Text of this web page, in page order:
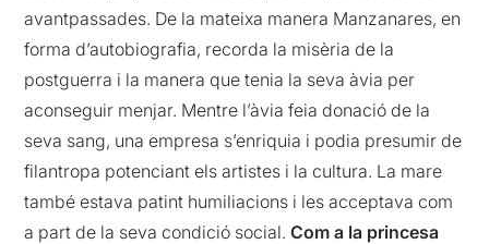
avantpassades. De la mateixa manera Manzanares, en
forma d’autobiografia, recorda la misèria de la
postguerra i la manera que tenia la seva àvia per
aconseguir menjar. Mentre l’àvia feia donació de la
seva sang, una empresa s’enriquia i podia presumir de
filantropa potenciant els artistes i la cultura. La mare
també estava patint humiliacions i les acceptava com
a part de la seva condició social.Com a la princesa